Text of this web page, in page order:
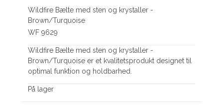
Wildfire Bælte med sten og krystaller -
Brown/Turquoise
WF 9629
Wildfire Bælte med sten og krystaller -
Brown/Turquoise er et kvalitetsprodukt designet til
optimal funktion og holdbarhed.
På lager